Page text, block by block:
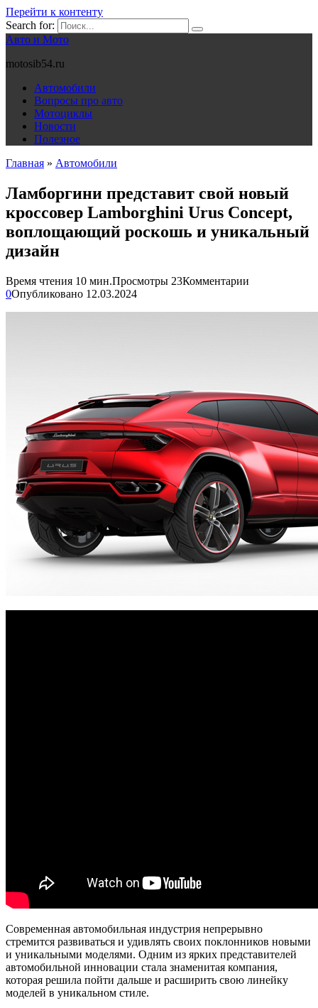
Перейти к контенту
Search for:
Авто и Мото
motosib54.ru
Автомобили
Вопросы про авто
Мотоциклы
Новости
Полезное
Главная » Автомобили
Ламборгини представит свой новый
кроссовер Lamborghini Urus Concept,
воплощающий роскошь и уникальный
дизайн
Время чтения 10 мин.Просмотры 23Комментарии
0Опубликовано 12.03.2024
Современная автомобильная индустрия непрерывно
стремится развиваться и удивлять своих поклонников новыми
и уникальными моделями. Одним из ярких представителей
автомобильной инновации стала знаменитая компания,
которая решила пойти дальше и расширить свою линейку
моделей в уникальном стиле.